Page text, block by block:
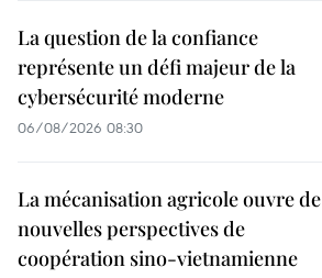
La question de la confiance
représente un défi majeur de la
cybersécurité moderne
06/08/2026 08:30
La mécanisation agricole ouvre de
nouvelles perspectives de
coopération sino-vietnamienne